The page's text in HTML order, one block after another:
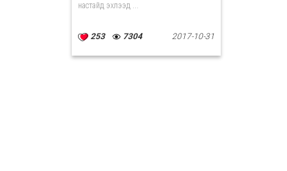
настайд эхлээд ...
253 7304 2017-10-31